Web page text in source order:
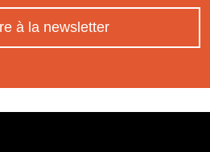
à la newsletter